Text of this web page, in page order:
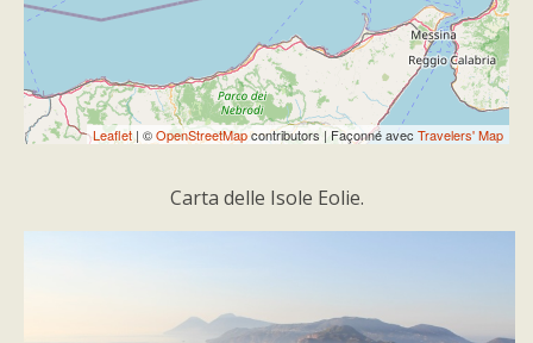
Leaflet | ©OpenStreetMapcontributors | Façonné avec Travelers' Map
Carta delle Isole Eolie.